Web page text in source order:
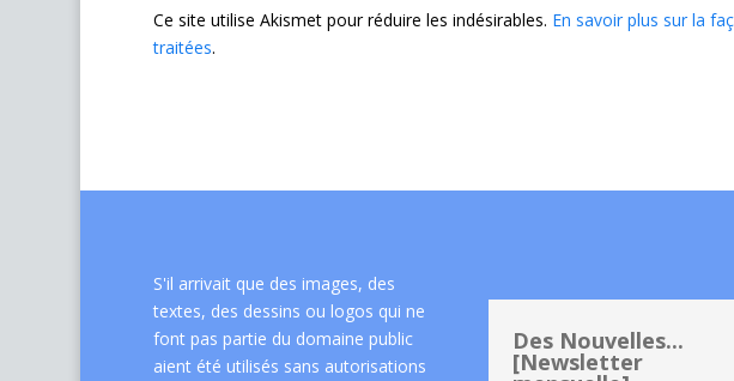
Ce site utilise Akismet pour réduire les indésirables. En savoir plus sur la
traitées.
S'il arrivait que des images, des
textes, des dessins ou logos qui ne
font pas partie du domaine public
aient été utilisés sans autorisations
Des Nouvelles...
[Newsletter